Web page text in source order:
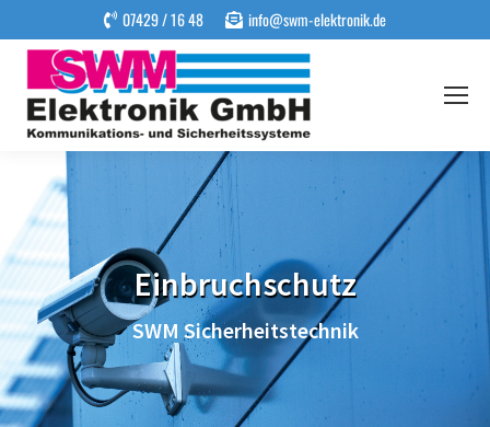
07429 / 16 48 info@swm-elektronik.de
Einbruchschutz
SWM Sicherheitstechnik